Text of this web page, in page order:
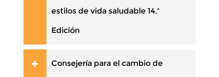
estilos de vida saludable 14.ª
Edición
Consejería para el cambio de